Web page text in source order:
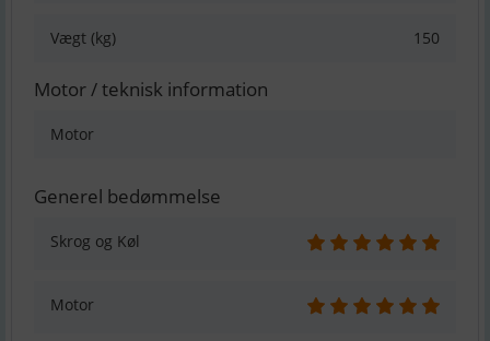
Vægt (kg) 150
Motor / teknisk information
Motor
Generel bedømmelse
Skrog og Køl
Motor